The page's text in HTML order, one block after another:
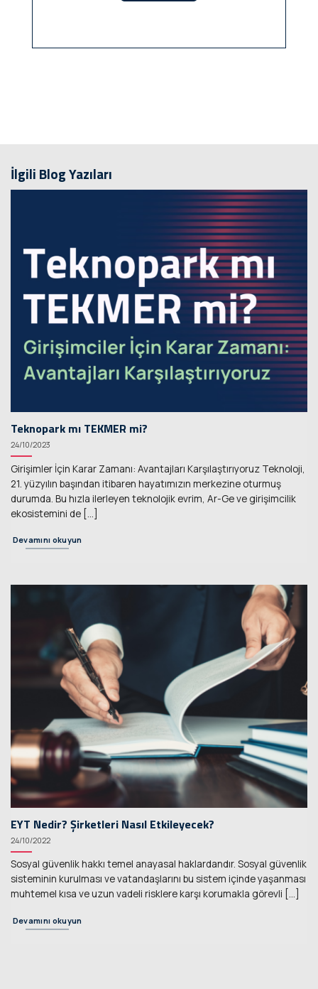
İlgili Blog Yazıları
Teknopark mı TEKMER mi?
24/10/2023
Girişimler İçin Karar Zamanı: Avantajları Karşılaştırıyoruz Teknoloji,
21. yüzyılın başından itibaren hayatımızın merkezine oturmuş
durumda. Bu hızla ilerleyen teknolojik evrim, Ar-Ge ve girişimcilik
ekosistemini de [...]
Devamını okuyun
EYT Nedir? Şirketleri Nasıl Etkileyecek?
24/10/2022
Sosyal güvenlik hakkı temel anayasal haklardandır. Sosyal güvenlik
sisteminin kurulması ve vatandaşlarını bu sistem içinde yaşanması
muhtemel kısa ve uzun vadeli risklere karşı korumakla görevli [...]
Devamını okuyun